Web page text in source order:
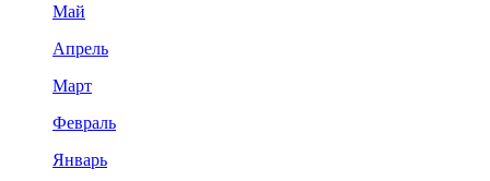
Май
Апрель
Март
Февраль
Январь